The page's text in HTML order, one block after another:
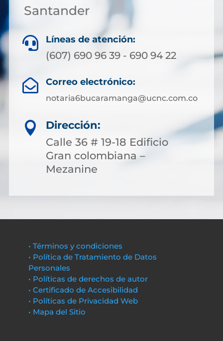
Santander
 Líneas de atención:
(607) 690 96 39 - 690 94 22
 Correo electrónico:
notaria6bucaramanga@ucnc.com.co

Dirección:
Calle 36 # 19-18 Edificio
Gran colombiana –
Mezanine
• Términos y condiciones
• Política de Tratamiento de Datos
Personales
• Políticas de derechos de autor
• Certificado de Accesibilidad
• Políticas de Privacidad Web
• Mapa del Sitio